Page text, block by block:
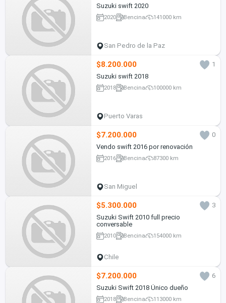
Suzuki swift 2020
2020 Bencina 141000 km
San Pedro de la Paz
$8.200.000
1
Suzuki swift 2018
2018 Bencina 100000 km
Puerto Varas
$7.200.000
0
Vendo swift 2016 por renovación
2016 Bencina 87300 km
San Miguel
$5.300.000
3
Suzuki Swift 2010 full precio
conversable
2010 Bencina 154000 km
Chile
$7.200.000
6
Suzuki Swift 2018 Único dueño
2018 Bencina 113000 km